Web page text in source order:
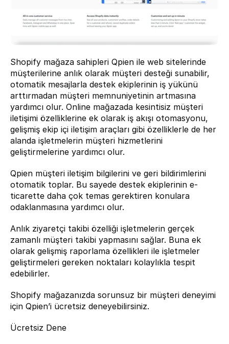
Shopify mağaza sahipleri Qpien ile web sitelerinde
müşterilerine anlık olarak müşteri desteği sunabilir,
otomatik mesajlarla destek ekiplerinin iş yükünü
arttırmadan müşteri memnuniyetinin artmasına
yardımcı olur. Online mağazada kesintisiz müşteri
iletişimi özelliklerine ek olarak iş akışı otomasyonu,
gelişmiş ekip içi iletişim araçları gibi özelliklerle de her
alanda işletmelerin müşteri hizmetlerini
geliştirmelerine yardımcı olur.
Qpien müşteri iletişim bilgilerini ve geri bildirimlerini
otomatik toplar. Bu sayede destek ekiplerinin e-
ticarette daha çok temas gerektiren konulara
odaklanmasına yardımcı olur.
Anlık ziyaretçi takibi özelliği işletmelerin gerçek
zamanlı müşteri takibi yapmasını sağlar. Buna ek
olarak gelişmiş raporlama özellikleri ile işletmeler
geliştirmeleri gereken noktaları kolaylıkla tespit
edebilirler.
Shopify mağazanızda sorunsuz bir müşteri deneyimi
için Qpien’i ücretsiz deneyebilirsiniz.
Ücretsiz Dene